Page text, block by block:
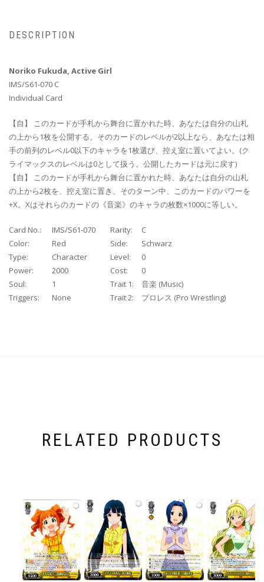
DESCRIPTION
Noriko Fukuda, Active Girl
IMS/S61-070 C
Individual Card
【自】 このカードが手札から舞台に置かれた時、あなたは自分の山札
の上から1枚を公開する。そのカードのレベルが2以上なら、あなたは相
手の前列のレベル0以下のキャラを1枚選び、控え室に置いてよい。(ク
ライマックスのレベルは0として扱う。公開したカードは元に戻す)
【自】 このカードが手札から舞台に置かれた時、あなたは自分の山札
の上から2枚を、控え室に置き、そのターン中、このカードのパワーを
+X。Xはそれらのカードの《音楽》のキャラの枚数×1000に等しい。
Card No.: IMS/S61-070 Rarity:
C
Color:
Red Side:
Schwarz
Type:
Character Level:
0
Power:
2000 Cost:
0
Soul:
1 Trait 1:
音楽 (Music)
Triggers:
None Trait 2: プロレス (Pro Wrestling)
RELATED PRODUCTS